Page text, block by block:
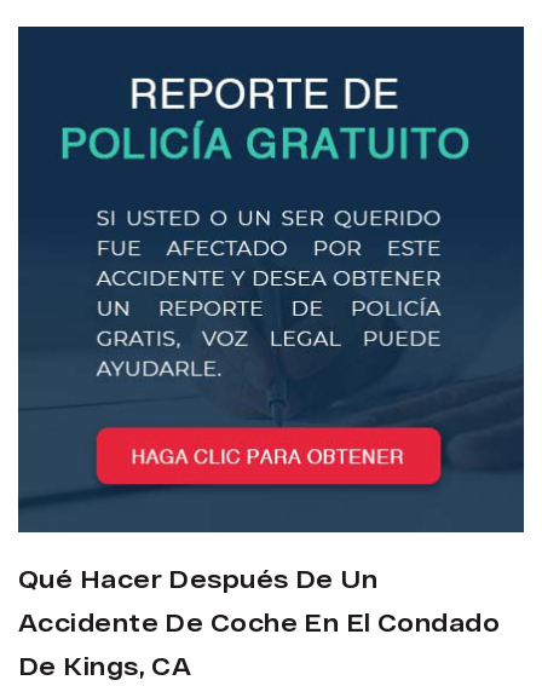
Qué Hacer Después De Un
Accidente De Coche En El Condado
De Kings, CA